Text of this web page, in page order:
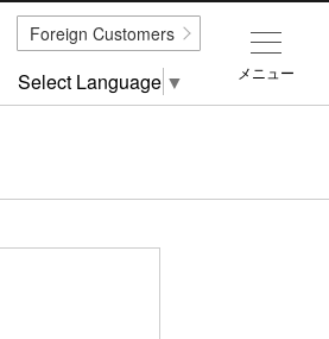
メニュー
Foreign Customers
Select Language ▼